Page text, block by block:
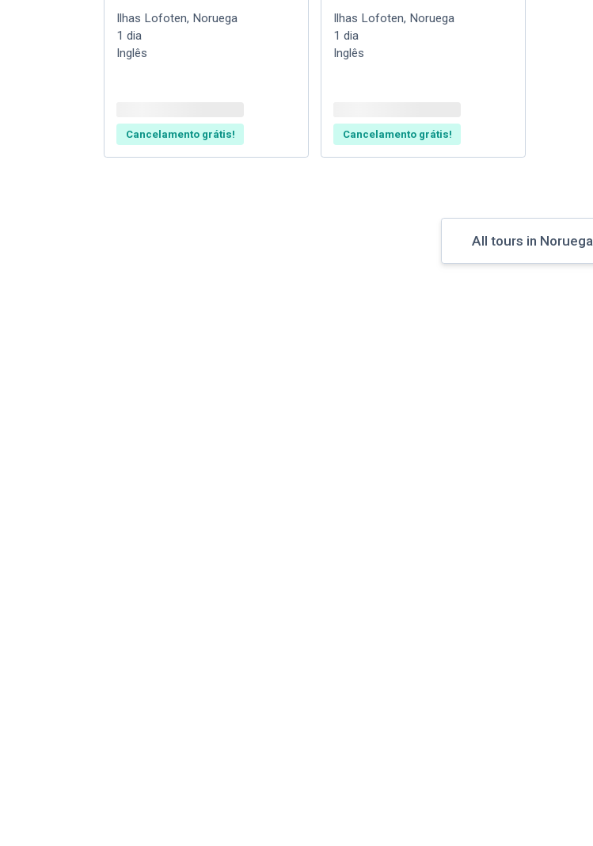
Ilhas Lofoten, Noruega
1 dia
Inglês
Cancelamento grátis!
Ilhas Lofoten, Noruega
1 dia
Inglês
Cancelamento grátis!
All tours in Noruega